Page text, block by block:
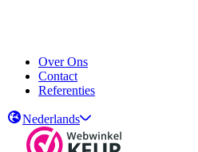
Over Ons
Contact
Referenties
Nederlands